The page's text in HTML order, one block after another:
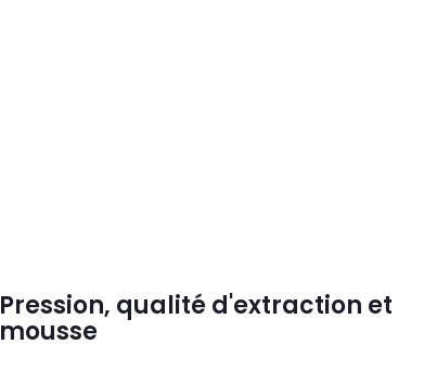
Pression, qualité d'extraction et
mousse